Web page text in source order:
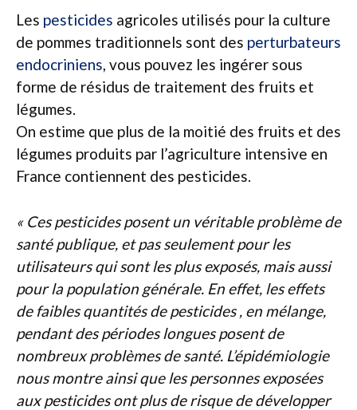
Les pesticides agricoles utilisés pour la culture
de pommes traditionnels sont des perturbateurs
endocriniens, vous pouvez les ingérer sous
forme de résidus de traitement des fruits et
légumes.
On estime que plus de la moitié des fruits et des
légumes produits par l’agriculture intensive en
France contiennent des pesticides.
« Ces pesticides posent un véritable problème de
santé publique, et pas seulement pour les
utilisateurs qui sont les plus exposés, mais aussi
pour la population générale. En effet, les effets
de faibles quantités de pesticides , en mélange,
pendant des périodes longues posent de
nombreux problèmes de santé. L’épidémiologie
nous montre ainsi que les personnes exposées
aux pesticides ont plus de risque de développer